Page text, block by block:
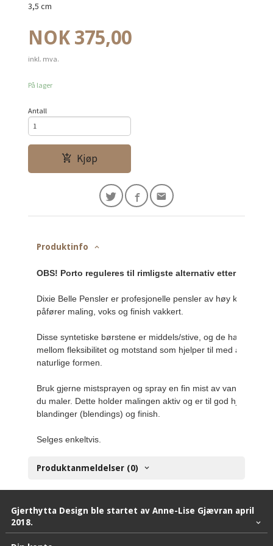
3,5 cm
Pris
NOK 375,00
inkl. mva.
På lager
Antall
Kjøp
Produktinfo
OBS! Porto reguleres til rimligste alternativ etter
Dixie Belle Pensler er profesjonelle pensler av høy kvalitet
påfører maling, voks og finish vakkert.
Disse syntetiske børstene er middels/stive, og de har god
mellom fleksibilitet og motstand som hjelper til med å
naturlige formen.
Bruk gjerne mistsprayen og spray en fin mist av vann på
du maler. Dette holder malingen aktiv og er til god hjelp for
blandinger (blendings) og finish.
Selges enkeltvis.
Produktanmeldelser (0)
Gjerthytta Design ble startet av Anne-Lise Gjævran april
2018.